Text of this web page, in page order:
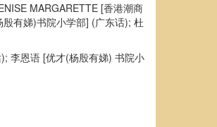
MARGARETTE [香港潮商
有娣)书院小学部] (广东话); 杜
李恩语 [优才(杨殷有娣) 书院小